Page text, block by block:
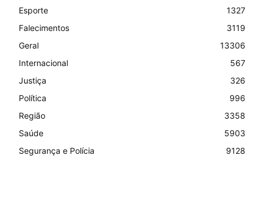
Esporte
1327
Falecimentos
3119
Geral
13306
Internacional
567
Justiça
326
Política
996
Região
3358
Saúde
5903
Segurança e Polícia
9128